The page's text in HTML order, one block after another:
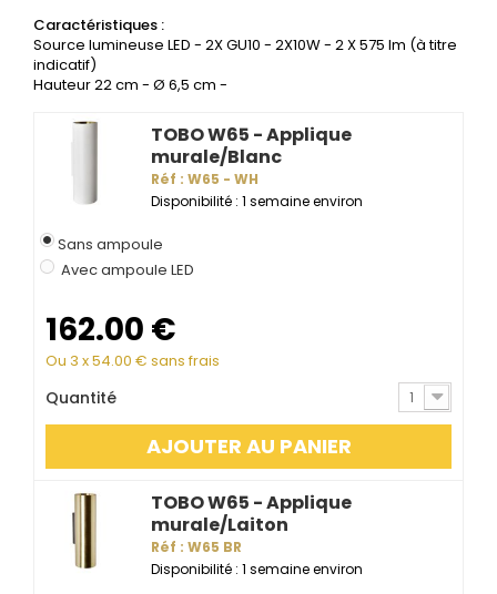
Caractéristiques :
Source lumineuse LED - 2X GU10 - 2X10W - 2 X 575 lm (à titre
indicatif)
Hauteur 22 cm - Ø 6,5 cm -
TOBO W65 - Applique
murale/Blanc
Réf : W65 - WH
Disponibilité : 1 semaine environ
Sans ampoule
Avec ampoule LED
162.00 €
Ou 3 x54.00 € sans frais
Quantité 1
AJOUTER AU PANIER
TOBO W65 - Applique
murale/Laiton
Réf : W65 BR
Disponibilité : 1 semaine environ